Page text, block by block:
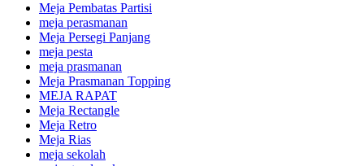
Meja Pembatas Partisi
meja perasmanan
Meja Persegi Panjang
meja pesta
meja prasmanan
Meja Prasmanan Topping
MEJA RAPAT
Meja Rectangle
Meja Retro
Meja Rias
meja sekolah